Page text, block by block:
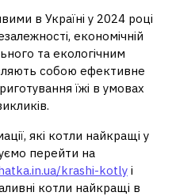
в Україні у 2024 році
економічній
та екологічним
собою ефективне
їжі в умовах
які котли найкращі у
перейти на
krashi-kotly і
котли найкращі в